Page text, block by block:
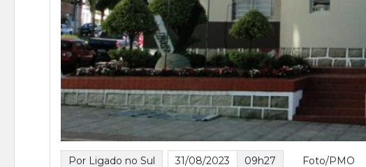
Por Ligado no Sul 31/08/2023 09h27 Foto/PMO